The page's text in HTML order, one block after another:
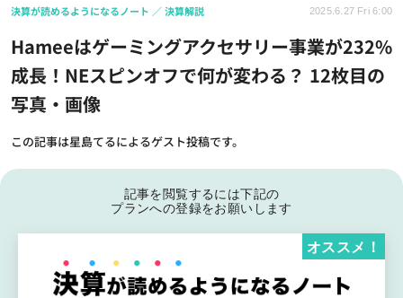
Hameeはゲーミングアクセサリー事業が232%
成長！NEスピンオフで何が変わる？ 12枚目の
写真・画像
この記事は星島てるによるゲスト投稿です。
決算が読めるようになるノート 決算解説 2025.6.27 Fri 6:00
記事を閲覧するには下記の
プランへの登録をお願いします
オススメ！